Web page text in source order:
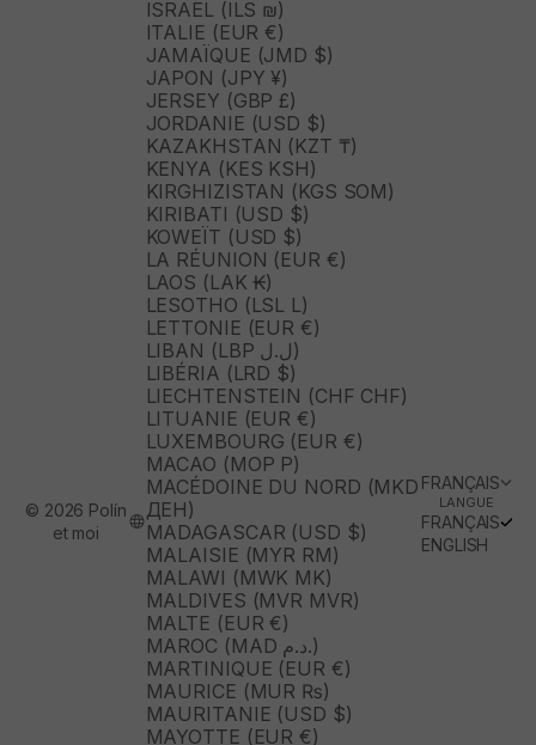
ISRAËL (ILS ₪)
ITALIE (EUR €)
JAMAÏQUE (JMD $)
JAPON (JPY ¥)
JERSEY (GBP £)
JORDANIE (USD $)
KAZAKHSTAN (KZT ₸)
KENYA (KES KSH)
KIRGHIZISTAN (KGS SOM)
KIRIBATI (USD $)
KOWEÏT (USD $)
LA RÉUNION (EUR €)
LAOS (LAK ₭)
LESOTHO (LSL L)
LETTONIE (EUR €)
LIBAN (LBP ل.ل)
LIBÉRIA (LRD $)
LIECHTENSTEIN (CHF CHF)
LITUANIE (EUR €)
LUXEMBOURG (EUR €)
MACAO (MOP P)
MACÉDOINE DU NORD (MKD
ДЕН)
MADAGASCAR (USD $)
MALAISIE (MYR RM)
MALAWI (MWK MK)
MALDIVES (MVR MVR)
MALTE (EUR €)
MAROC (MAD د.م.)
MARTINIQUE (EUR €)
MAURICE (MUR ₨)
MAURITANIE (USD $)
MAYOTTE (EUR €)
FRANÇAIS
LANGUE
FRANÇAIS
ENGLISH
© 2026 Polín
et moi